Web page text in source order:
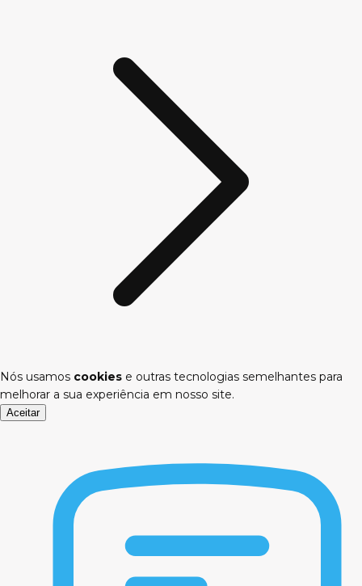
Nós usamos cookies e outras tecnologias semelhantes para
melhorar a sua experiência em nosso site.
Aceitar